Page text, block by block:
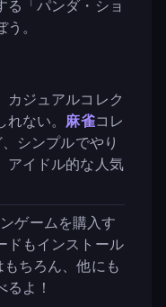
る「パンダ・ショ
。
カジュアルコレク
れない。麻雀コレ
シンプルでやり
アイドル的な人気
ゲームを購入す
ドもインストール
ちろん、他にも
よ！